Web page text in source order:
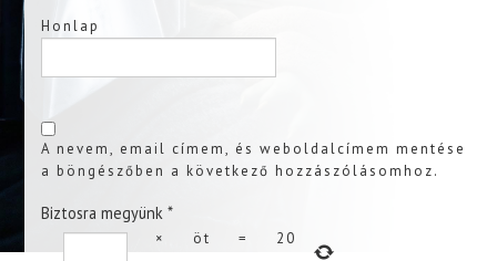
Honlap
A nevem, email címem, és weboldalcímem mentése
a böngészőben a következő hozzászólásomhoz.
Biztosra megyünk *
× öt = 20